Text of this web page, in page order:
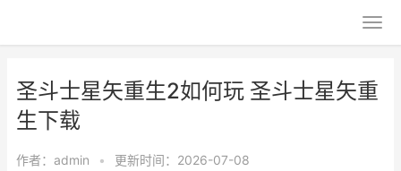
圣斗士星矢重生2如何玩 圣斗士星矢重
生下载
作者： admin • 更新时间：2026-07-08